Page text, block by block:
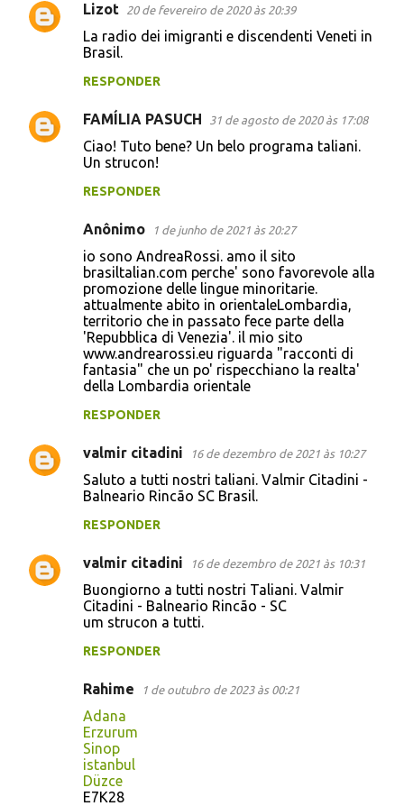
Lizot 20 de fevereiro de 2020 às 20:39
La radio dei imigranti e discendenti Veneti in
Brasil.
RESPONDER
FAMÍLIA PASUCH 31 de agosto de 2020 às 17:08
Ciao! Tuto bene? Un belo programa taliani.
Un strucon!
RESPONDER
Anônimo 1 de junho de 2021 às 20:27
io sono AndreaRossi. amo il sito
brasiltalian.com perche' sono favorevole alla
promozione delle lingue minoritarie.
attualmente abito in orientaleLombardia,
territorio che in passato fece parte della
'Repubblica di Venezia'. il mio sito
www.andrearossi.eu riguarda "racconti di
fantasia" che un po' rispecchiano la realta'
della Lombardia orientale
RESPONDER
valmir citadini 16 de dezembro de 2021 às 10:27
Saluto a tutti nostri taliani. Valmir Citadini -
Balneario Rincão SC Brasil.
RESPONDER
valmir citadini 16 de dezembro de 2021 às 10:31
Buongiorno a tutti nostri Taliani. Valmir
Citadini - Balneario Rincão - SC
um strucon a tutti.
RESPONDER
Rahime 1 de outubro de 2023 às 00:21
Adana
Erzurum
Sinop
istanbul
Düzce
E7K28